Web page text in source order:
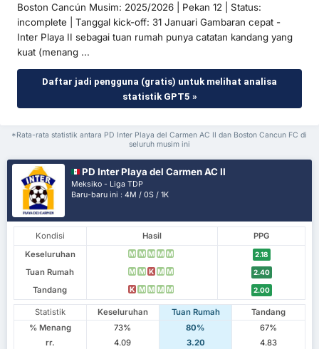
Boston Cancún Musim: 2025/2026 | Pekan 12 | Status:
incomplete | Tanggal kick-off: 31 Januari Gambaran cepat -
Inter Playa II sebagai tuan rumah punya catatan kandang yang
kuat (menang ...
Daftar jadi pengguna (gratis) untuk melihat analisa
statistik GPT5 »
*Rata-rata statistik antara PD Inter Playa del Carmen AC II dan Boston Cancun FC di
seluruh musim ini
PD Inter Playa del Carmen AC II
Meksiko - Liga TDP
Baru-baru ini : 4M / 0S / 1K
Kondisi Hasil
PPG
Keseluruhan
M M M M M 2.18
Tuan Rumah M M K M M 2.40
Tandang K M M M M 2.00
Statistik Keseluruhan Tuan Rumah
Tandang
% Menang
73% 80%
67%
rr.
4.09 3.20
4.83